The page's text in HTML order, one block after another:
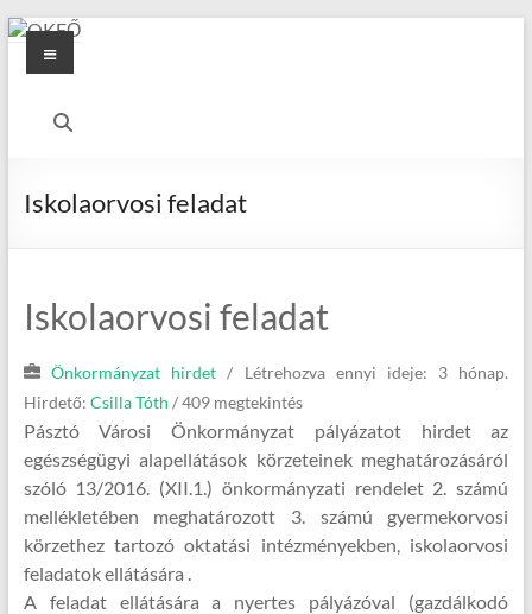
Skip
content
OKFŐ
Menu
Iskolaorvosi feladat
Iskolaorvosi feladat
Önkormányzat hirdet / Létrehozva ennyi ideje: 3 hónap.
Hirdető: Csilla Tóth / 409 megtekintés
Pásztó Városi Önkormányzat pályázatot hirdet az
egészségügyi alapellátások körzeteinek meghatározásáról
szóló 13/2016. (XII.1.) önkormányzati rendelet 2. számú
mellékletében meghatározott 3. számú gyermekorvosi
körzethez tartozó oktatási intézményekben, iskolaorvosi
feladatok ellátására .
A feladat ellátására a nyertes pályázóval (gazdálkodó